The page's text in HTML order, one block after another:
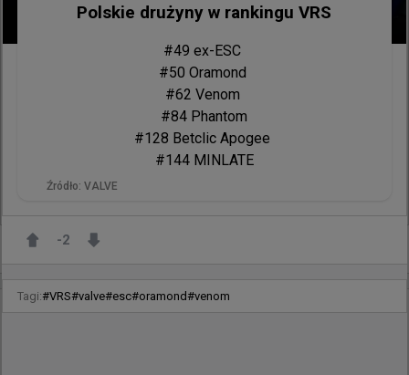
49 1
1
Polskie drużyny w rankingu VRS
#49 ex-ESC
#50 Oramond
#62 Venom
#84 Phantom
#128 Betclic Apogee
#144 MINLATE
Źródło: VALVE
-2
Tagi:#VRS#valve#esc#oramond#venom